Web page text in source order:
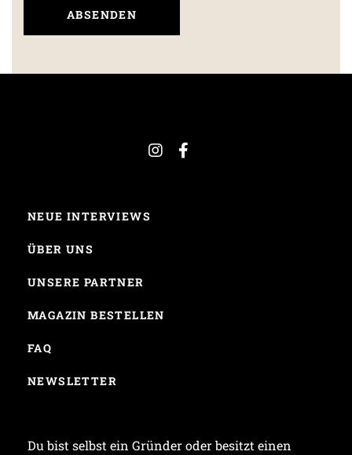
NEUE INTERVIEWS
ÜBER UNS
UNSERE PARTNER
MAGAZIN BESTELLEN
FAQ
NEWSLETTER
Du bist selbst ein Gründer oder besitzt einen